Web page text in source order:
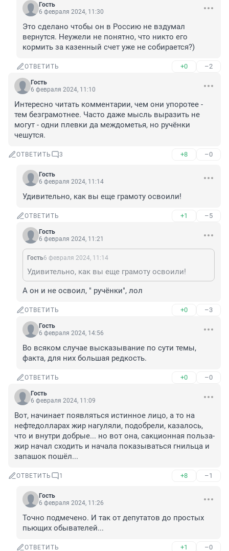
Гость
6 февраля 2024, 11:30
Это сделано чтобы он в Россию не вздумал
вернутся. Неужели не понятно, что никто его
кормить за казенный счет уже не собирается?)
ОТВЕТИТЬ +0 –2
Гость
6 февраля 2024, 11:10
Интересно читать комментарии, чем они упоротее -
тем безграмотнее. Часто даже мысль выразить не
могут - одни плевки да междометья, но ручёнки
чешутся.
ОТВЕТИТЬ 3 +8 –0
Гость
6 февраля 2024, 11:14
Удивительно, как вы еще грамоту освоили!
ОТВЕТИТЬ +1 –5
Гость
6 февраля 2024, 11:21
Гость6 февраля 2024, 11:14
Удивительно, как вы еще грамоту освоили!
А он и не освоил, " ручёнки", лол
ОТВЕТИТЬ +0 –3
Гость
6 февраля 2024, 14:56
Во всяком случае высказывание по сути темы,
факта, для них большая редкость.
ОТВЕТИТЬ +0 –0
Гость
6 февраля 2024, 11:09
Вот, начинает появляться истинное лицо, а то на
нефтедолларах жир нагуляли, подобрели, казалось,
что и внутри добрые... но вот она, сакционная польза-
жир начал сходить и начала показываться гнильца и
запашок пошёл...
ОТВЕТИТЬ 1 +8 –1
Гость
6 февраля 2024, 11:26
Точно подмечено. И так от депутатов до простых
пьющих обывателей...
ОТВЕТИТЬ +1 –0